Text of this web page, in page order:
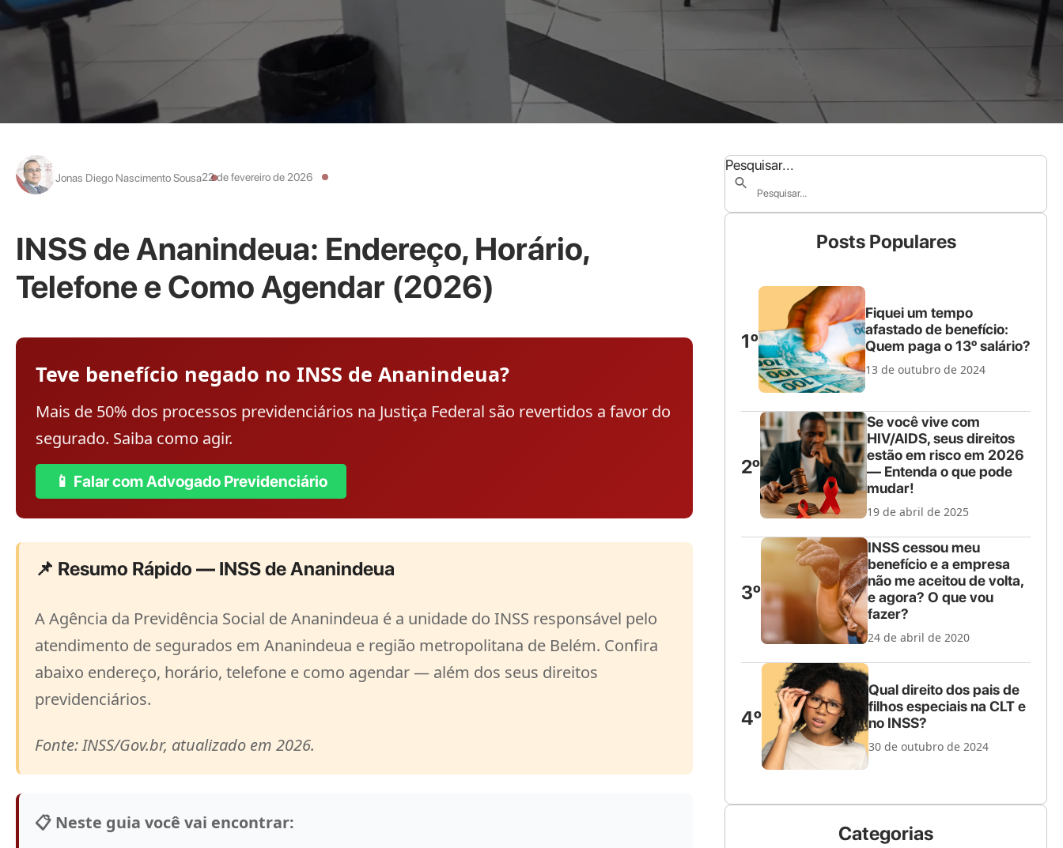
Jonas Diego Nascimento Sousa22 de fevereiro de 2026
INSS de Ananindeua: Endereço, Horário,
Telefone e Como Agendar (2026)
Teve benefício negado no INSS de Ananindeua?
Mais de 50% dos processos previdenciários na Justiça Federal são revertidos a favor do
segurado. Saiba como agir.
📱 Falar com Advogado Previdenciário
📌 Resumo Rápido — INSS de Ananindeua
A Agência da Previdência Social de Ananindeua é a unidade do INSS responsável pelo
atendimento de segurados em Ananindeua e região metropolitana de Belém. Confira
abaixo endereço, horário, telefone e como agendar — além dos seus direitos
previdenciários.
Fonte: INSS/Gov.br, atualizado em 2026.
📋 Neste guia você vai encontrar:
Pesquisar...
Posts Populares
1º
Fiquei um tempo
afastado de benefício:
Quem paga o 13º salário?
13 de outubro de 2024
2º
Se você vive com
HIV/AIDS, seus direitos
estão em risco em 2026
— Entenda o que pode
mudar!
19 de abril de 2025
3º
INSS cessou meu
benefício e a empresa
não me aceitou de volta,
e agora? O que vou
fazer?
24 de abril de 2020
4º
Qual direito dos pais de
filhos especiais na CLT e
no INSS?
30 de outubro de 2024
Categorias